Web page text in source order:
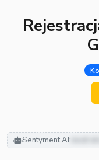
Sentyment AI: